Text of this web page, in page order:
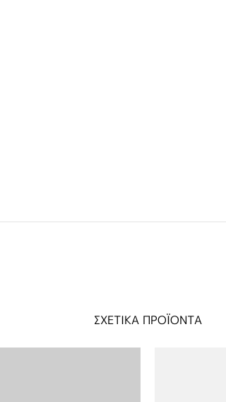
ΣΧΕΤΙΚΑ ΠΡΟΪΟΝΤΑ